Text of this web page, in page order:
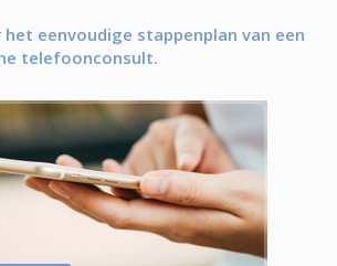
eenvoudige stappenplan van een
telefoonconsult.